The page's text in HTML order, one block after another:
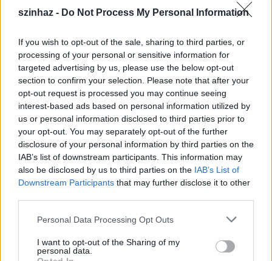
szinhaz - Do Not Process My Personal Information
If you wish to opt-out of the sale, sharing to third parties, or
processing of your personal or sensitive information for
targeted advertising by us, please use the below opt-out
section to confirm your selection. Please note that after your
opt-out request is processed you may continue seeing
interest-based ads based on personal information utilized by
us or personal information disclosed to third parties prior to
your opt-out. You may separately opt-out of the further
disclosure of your personal information by third parties on the
IAB’s list of downstream participants. This information may
also be disclosed by us to third parties on the IAB’s List of
Downstream Participants that may further disclose it to other
Please note that this website/app uses one or more Google
not limited to your visit or usage behaviour. You may click to
grant or deny consent to Google and its third-party tags to
Personal Data Processing Opt Outs
I want to opt-out of the Sharing of my
personal data.
Épül a Dóm téri szabadtéri színpad
mtothorsi•2020. július 16.
Megkezdődött a Szegedi Szabadtéri Játékok Dóm
téri játszóhelyének építése. A fesztivál ikonikus
helyszínének számító téren elsőként ...